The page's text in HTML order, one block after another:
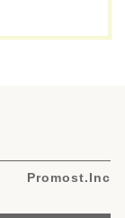
Promost.Inc